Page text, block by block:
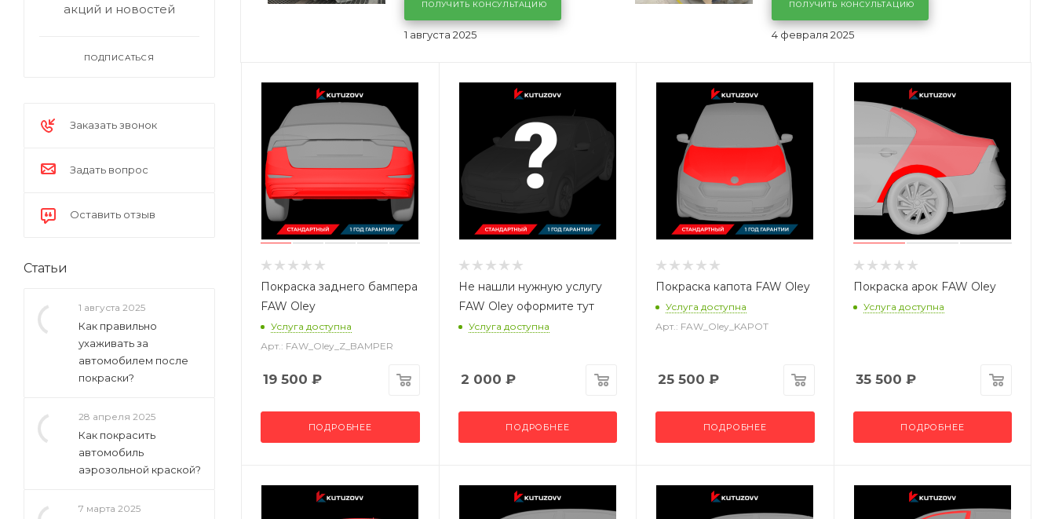
1 августа 2025
ПОЛУЧИТЬ КОНСУЛЬТАЦИЮ
4 февраля 2025
ПОЛУЧИТЬ КОНСУЛЬТАЦИЮ
Покраска заднего бампера
FAW Oley
Услуга доступна
Арт.: FAW_Oley_Z_BAMPER
19 500 ₽
ПОДРОБНЕЕ
Не нашли нужную услугу
FAW Oley оформите тут
Услуга доступна
2 000 ₽
ПОДРОБНЕЕ
Покраска капота FAW Oley
Услуга доступна
Арт.: FAW_Oley_KAPOT
25 500 ₽
ПОДРОБНЕЕ
Покраска арок FAW Oley
Услуга доступна
35 500 ₽
ПОДРОБНЕЕ
акций и новостей
ПОДПИСАТЬСЯ
Заказать звонок
Задать вопрос
Оставить отзыв
Статьи
1 августа 2025
Как правильно
ухаживать за
автомобилем после
покраски?
28 апреля 2025
Как покрасить
автомобиль
аэрозольной краской?
7 марта 2025